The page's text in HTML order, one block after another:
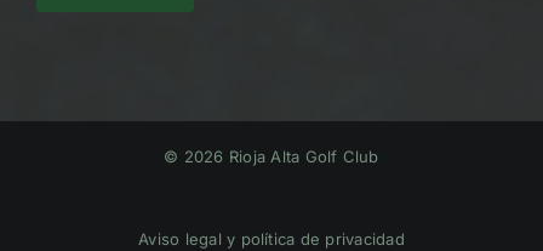
© 2026 Rioja Alta Golf Club
Aviso legal y política de privacidad